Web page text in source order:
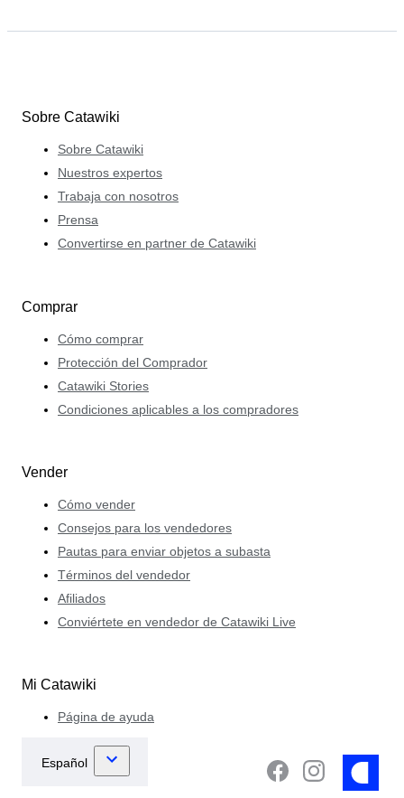
Sobre Catawiki
Sobre Catawiki
Nuestros expertos
Trabaja con nosotros
Prensa
Convertirse en partner de Catawiki
Comprar
Cómo comprar
Protección del Comprador
Catawiki Stories
Condiciones aplicables a los compradores
Vender
Cómo vender
Consejos para los vendedores
Pautas para enviar objetos a subasta
Términos del vendedor
Afiliados
Conviértete en vendedor de Catawiki Live
Mi Catawiki
Página de ayuda